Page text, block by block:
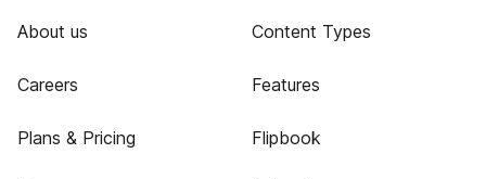
About us
Careers
Plans & Pricing
Content Types
Features
Flipbook